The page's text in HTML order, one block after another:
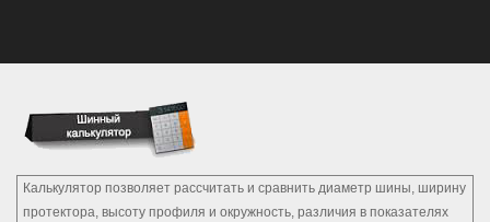
Калькулятор позволяет рассчитать и сравнить диаметр шины, ширину
протектора, высоту профиля и окружность, различия в показателях